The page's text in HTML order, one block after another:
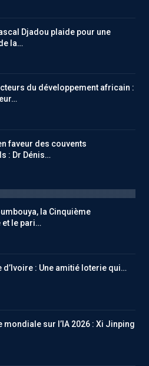
Djadou plaide pour une
la…
du développement africain :
faveur des couvents
: Dr Dénis…
la Cinquième
et le pari…
d’Ivoire : Une amitié loterie qui…
mondiale sur l’IA 2026 : Xi Jinping